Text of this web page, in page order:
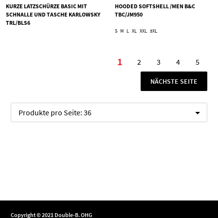
KURZE LATZSCHÜRZE BASIC MIT
SCHNALLE UND TASCHE KARLOWSKY
TRL/BLS6
HOODED SOFTSHELL /MEN B&C
TBC/JM950
S M L XL XXL 3XL
Sie lesen gerade die
1 Seite
2 Seite
3 Seite
4 Seite
5
SEITE
NÄCHSTE SEITE
Produkte pro Seite: 36
Copyright © 2021 Double-B. OHG